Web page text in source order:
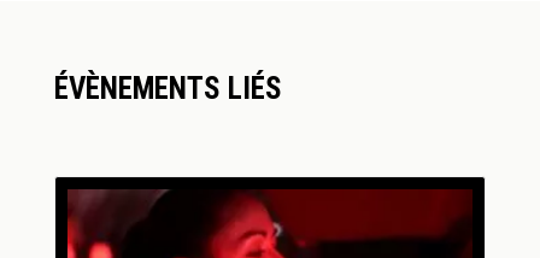
ÉVÈNEMENTS LIÉS